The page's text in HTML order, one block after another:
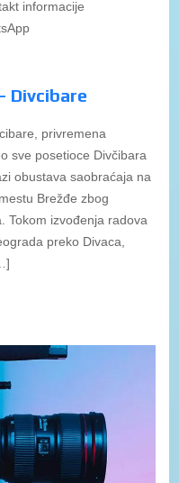
informacije
Divcibare
privremena
sve posetioce Divčibara
obustava saobraćaja na
Brežđe zbog
Tokom izvođenja radova
preko Divaca,